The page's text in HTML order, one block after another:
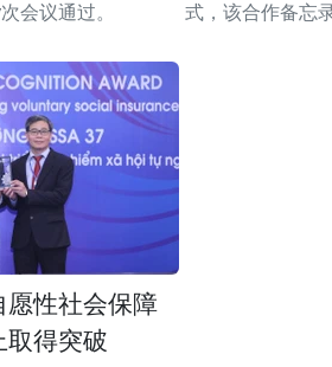
会议通过。
式，该合作备忘
愿性社会保障
取得突破